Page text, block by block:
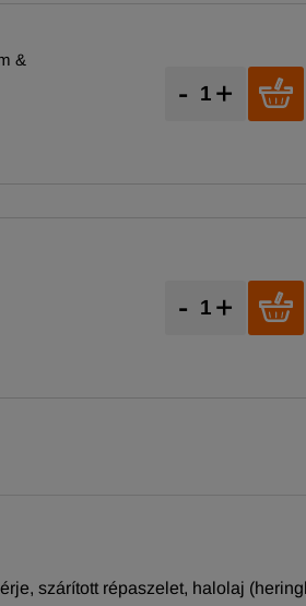
&
+
-
+
-
szárított répaszelet, halolaj